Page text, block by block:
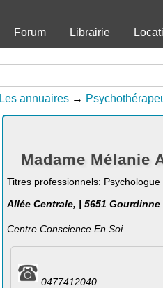
Forum Librairie
Les annuaires →
Madame Mélanie
Titres professionnels: Psychologue
Allée Centrale, | 5651 Gourdinne
Centre Conscience En Soi
0477412040